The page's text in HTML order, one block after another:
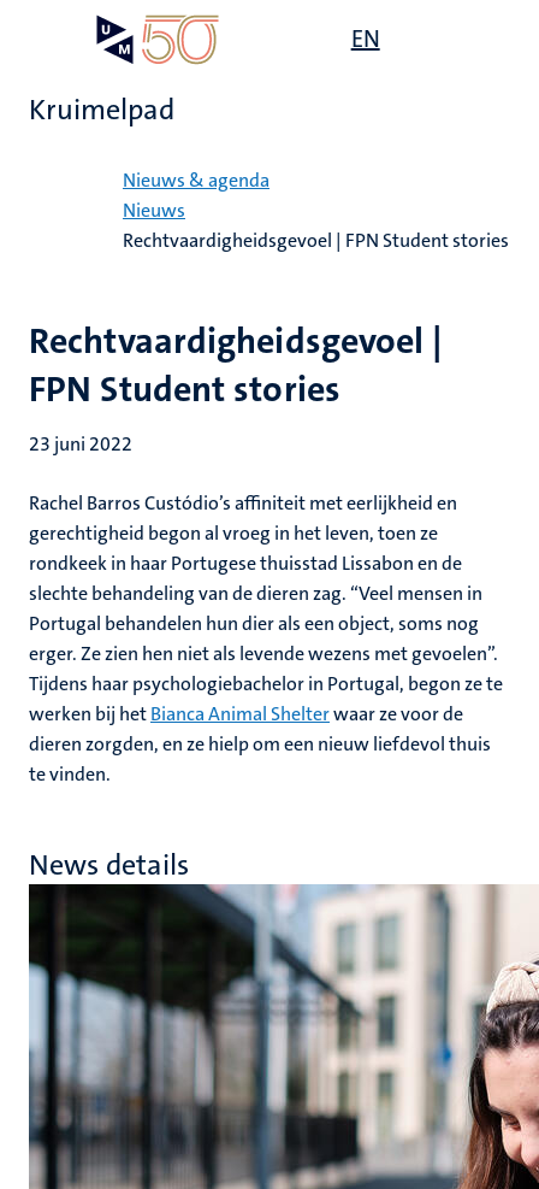
EN
Kruimelpad
Nieuws & agenda
Nieuws
Rechtvaardigheidsgevoel | FPN Student stories
Rechtvaardigheidsgevoel |
FPN Student stories
23 juni 2022
Rachel Barros Custódio’s affiniteit met eerlijkheid en
gerechtigheid begon al vroeg in het leven, toen ze
rondkeek in haar Portugese thuisstad Lissabon en de
slechte behandeling van de dieren zag. “Veel mensen in
Portugal behandelen hun dier als een object, soms nog
erger. Ze zien hen niet als levende wezens met gevoelen”.
Tijdens haar psychologiebachelor in Portugal, begon ze te
werken bij hetBianca Animal Shelterwaar ze voor de
dieren zorgden, en ze hielp om een nieuw liefdevol thuis
te vinden.
News details